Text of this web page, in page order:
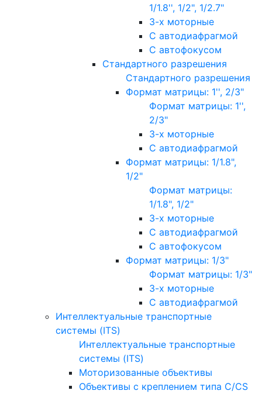
1/1.8'', 1/2", 1/2.7"
3-х моторные
С автодиафрагмой
С автофокусом
Стандартного разрешения
Стандартного разрешения
Формат матрицы: 1'', 2/3"
Формат матрицы: 1'',
2/3"
3-х моторные
С автодиафрагмой
Формат матрицы: 1/1.8",
1/2"
Формат матрицы:
1/1.8", 1/2"
3-х моторные
С автодиафрагмой
С автофокусом
Формат матрицы: 1/3"
Формат матрицы: 1/3"
3-х моторные
С автодиафрагмой
Интеллектуальные транспортные
системы (ITS)
Интеллектуальные транспортные
системы (ITS)
Моторизованные объективы
Объективы с креплением типа C/CS